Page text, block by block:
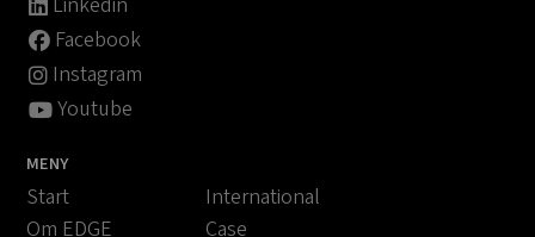
Facebook
Instagram
Youtube
MENY
Start
Om EDGE
International
Case